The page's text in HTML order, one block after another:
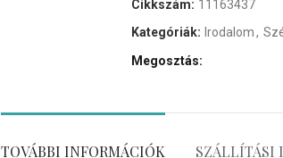
Cikkszám: 11163437
Kategóriák: Irodalom,
Megosztás
TOVÁBBI INFORMÁCIÓK SZÁLLÍTÁSI